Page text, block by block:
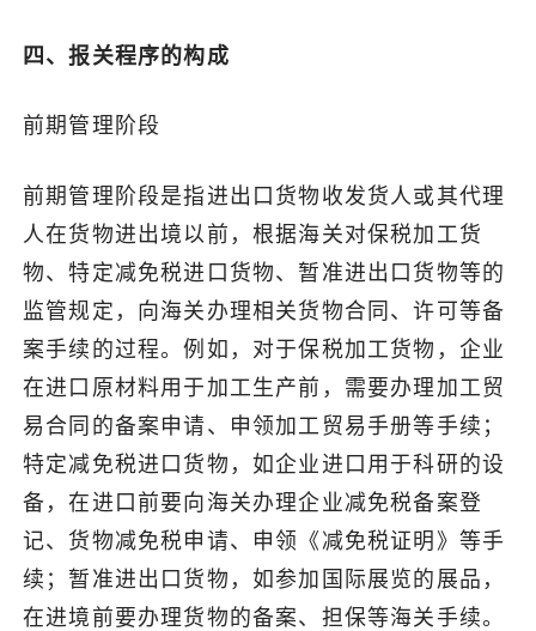
四、报关程序的构成
前期管理阶段
前期管理阶段是指进出口货物收发货人或其代理
人在货物进出境以前，根据海关对保税加工货
物、特定减免税进口货物、暂准进出口货物等的
监管规定，向海关办理相关货物合同、许可等备
案手续的过程。例如，对于保税加工货物，企业
在进口原材料用于加工生产前，需要办理加工贸
易合同的备案申请、申领加工贸易手册等手续；
特定减免税进口货物，如企业进口用于科研的设
备，在进口前要向海关办理企业减免税备案登
记、货物减免税申请、申领《减免税证明》等手
续；暂准进出口货物，如参加国际展览的展品，
在进境前要办理货物的备案、担保等海关手续。